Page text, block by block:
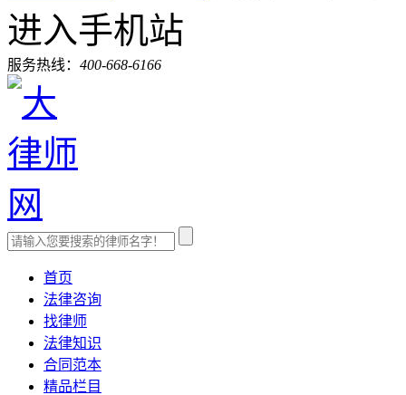
进入手机站
服务热线： 400-668-6166
首页
法律咨询
找律师
法律知识
合同范本
精品栏目